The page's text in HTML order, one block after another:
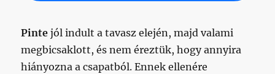
Pinte jól indult a tavasz elején, majd valami
megbicsaklott, és nem éreztük, hogy annyira
hiányozna a csapatból. Ennek ellenére